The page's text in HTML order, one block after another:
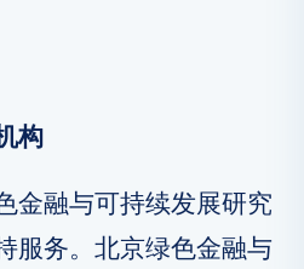
构
金融与可持续发展研究
服务。北京绿色金融与